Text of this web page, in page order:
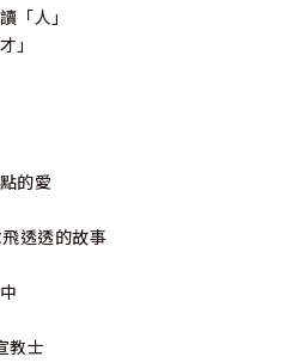
「人」
」
的愛
透透的故事
教士